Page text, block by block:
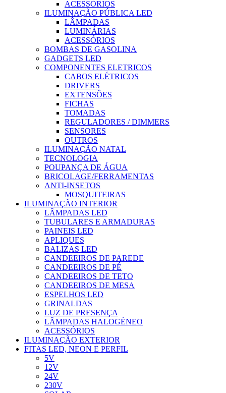
ACESSÓRIOS
ILUMINAÇÃO PÚBLICA LED
LÂMPADAS
LUMINÁRIAS
ACESSÓRIOS
BOMBAS DE GASOLINA
GADGETS LED
COMPONENTES ELETRICOS
CABOS ELÉTRICOS
DRIVERS
EXTENSÕES
FICHAS
TOMADAS
REGULADORES / DIMMERS
SENSORES
OUTROS
ILUMINAÇÃO NATAL
TECNOLOGIA
POUPANÇA DE ÁGUA
BRICOLAGE/FERRAMENTAS
ANTI-INSETOS
MOSQUITEIRAS
ILUMINAÇÃO INTERIOR
LÂMPADAS LED
TUBULARES E ARMADURAS
PAINEIS LED
APLIQUES
BALIZAS LED
CANDEEIROS DE PAREDE
CANDEEIROS DE PÉ
CANDEEIROS DE TETO
CANDEEIROS DE MESA
ESPELHOS LED
GRINALDAS
LUZ DE PRESENÇA
LÂMPADAS HALOGÉNEO
ACESSÓRIOS
ILUMINAÇÃO EXTERIOR
FITAS LED, NEON E PERFIL
5V
12V
24V
230V